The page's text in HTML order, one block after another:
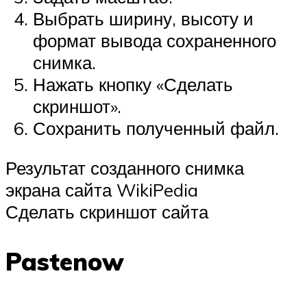
Выбрать ширину, высоту и
формат вывода сохраненного
снимка.
Нажать кнопку «Сделать
скриншот».
Сохранить полученный файл.
Результат созданного снимка
экрана сайта WikiPedia
Сделать скриншот сайта
Pastenow